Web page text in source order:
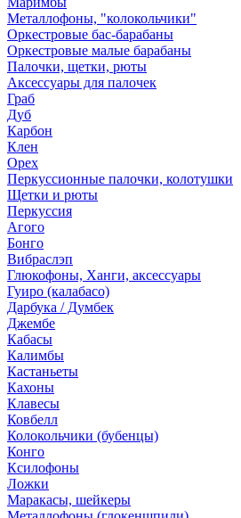
Металлофоны, "колокольчики"
Оркестровые бас-барабаны
Оркестровые малые барабаны
Палочки, щетки, рюты
Аксессуары для палочек
Граб
Дуб
Карбон
Клен
Орех
Перкуссионные палочки, колотушки
Щетки и рюты
Перкуссия
Агого
Бонго
Вибраслэп
Глюкофоны, Ханги, аксессуары
Гуиро (калабасо)
Дарбука / Думбек
Джембе
Кабасы
Калимбы
Кастаньеты
Кахоны
Клавесы
Ковбелл
Колокольчики (бубенцы)
Конго
Ксилофоны
Ложки
Маракасы, шейкеры